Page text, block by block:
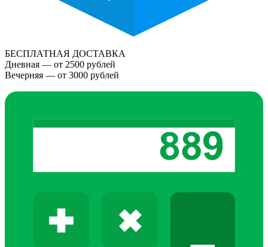
БЕСПЛАТНАЯ ДОСТАВКА
Дневная — от 2500 рублей
Вечерняя — от 3000 рублей